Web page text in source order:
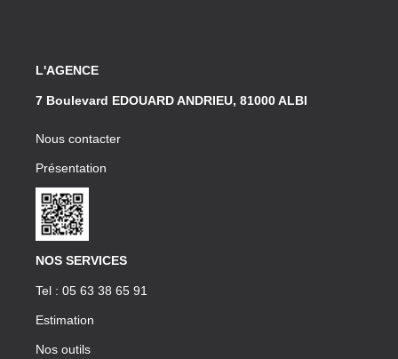
L'AGENCE
7 Boulevard EDOUARD ANDRIEU, 81000 ALBI
Nous contacter
Présentation
NOS SERVICES
Tel : 05 63 38 65 91
Estimation
Nos outils